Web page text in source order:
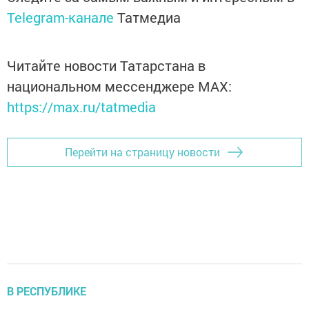
Telegram-канале Татмедиа
Читайте новости Татарстана в
национальном мессенджере MАХ:
https://max.ru/tatmedia
Перейти на страницу новости
В РЕСПУБЛИКЕ